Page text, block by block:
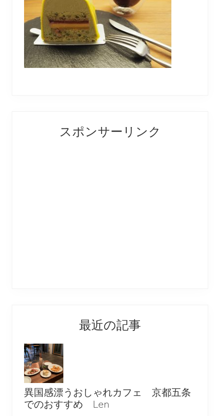
Interactions
Sidebarスポンサーリンク
最近の記事
異国感漂うおしゃれカフェ 京都五条
でのおすすめ Len